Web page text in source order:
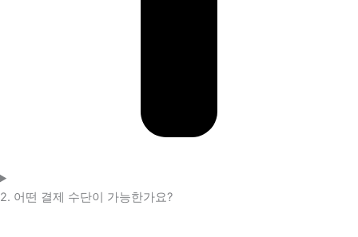
2. 어떤 결제 수단이 가능한가요?